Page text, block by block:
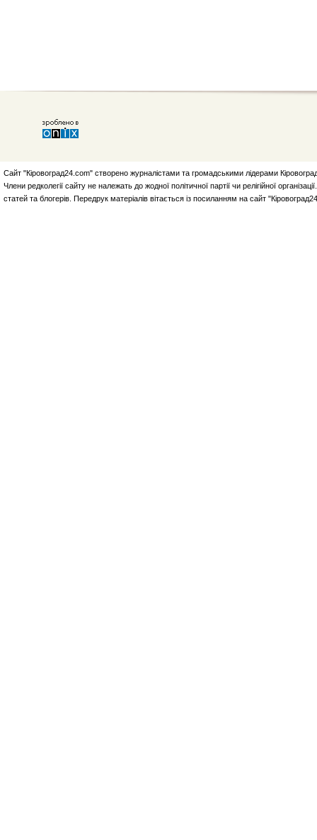
Сайт "Кіровоград24.com" створено журналістами та громадськими лідерами
Члени редколегії сайту не належать до жодної політичної партії чи релігійної
статей та блогерів. Передрук матеріалів вітається із посиланням на сайт